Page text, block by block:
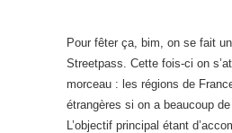
Pour fêter ça, bim, on se fait
Streetpass. Cette fois-ci on
morceau : les régions de
étrangères si on a beaucoup
L’objectif principal étant